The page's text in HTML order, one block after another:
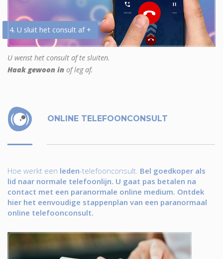
4. U sluit het consult af +
U wenst het consult af te sluiten.
Haak gewoon in of leg af.
ONLINE TELEFOONCONSULT
Hoe werkt een leden-telefoonconsult. Bel goedkoper als
lid naar normale telefoonlijn. U gaat pas betalen na
contact met een paranormale online medium. Ontdek
hier het eenvoudige stappenplan van een paranormaal
online telefoonconsult.